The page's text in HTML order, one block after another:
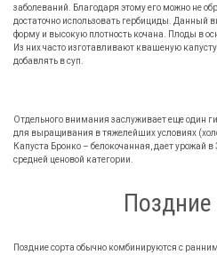
заболеваний. Благодаря этому его можно не
достаточно использовать гербициды. Данный
форму и высокую плотность кочана. Плоды в
Из них часто изготавливают квашеную
добавлять в суп.
Отдельного внимания заслуживает еще один
для выращивания в тяжелейших условиях
Капуста Бронко – белокочанная, дает урожай
средней ценовой категории.
Поздние
Поздние сорта обычно комбинируются с